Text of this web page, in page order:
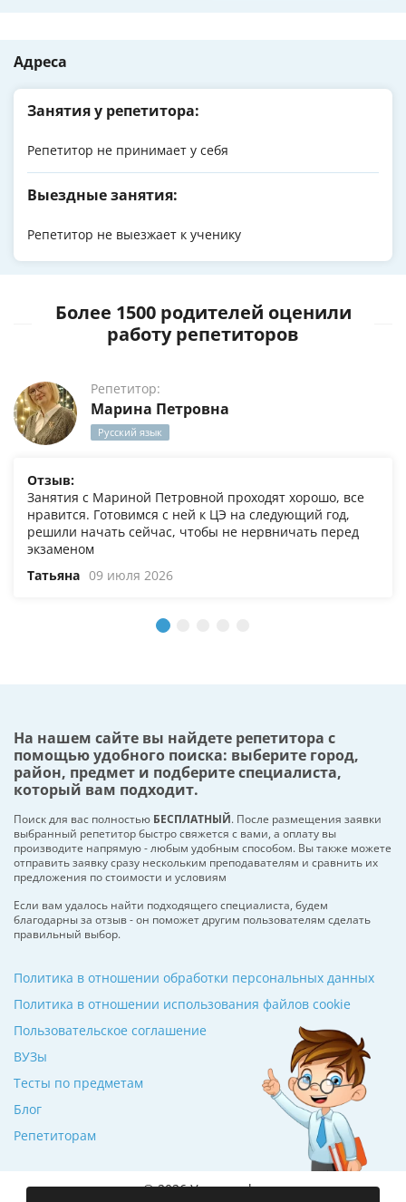
Адреса
Занятия у репетитора:
Репетитор не принимает у себя
Выездные занятия:
Репетитор не выезжает к ученику
Более 1500 родителей оценили
работу репетиторов
Репетитор:
Марина Петровна
Русский язык
Отзыв:
Занятия с Мариной Петровной проходят хорошо, все
нравится. Готовимся с ней к ЦЭ на следующий год,
решили начать сейчас, чтобы не нервничать перед
экзаменом
Татьяна 09 июля 2026
На нашем сайте вы найдете репетитора с
помощью удобного поиска: выберите город,
район, предмет и подберите специалиста,
который вам подходит.
Поиск для вас полностью БЕСПЛАТНЫЙ. После размещения заявки
выбранный репетитор быстро свяжется с вами, а оплату вы
производите напрямую - любым удобным способом. Вы также можете
отправить заявку сразу нескольким преподавателям и сравнить их
предложения по стоимости и условиям
Если вам удалось найти подходящего специалиста, будем
благодарны за отзыв - он поможет другим пользователям сделать
правильный выбор.
ВУЗы
Тесты по предметам
Блог
Репетиторам
Политика в отношении обработки персональных данных
Политика в отношении использования файлов cookie
Пользовательское соглашение
© 2026 Училкин.by